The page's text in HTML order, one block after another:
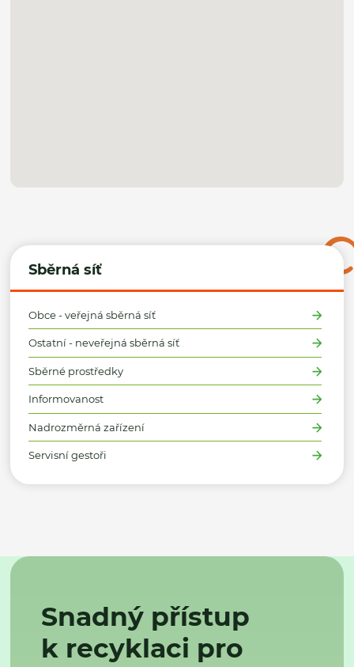
Sběrná síť
Obce - veřejná sběrná síť
Ostatní - neveřejná sběrná síť
Sběrné prostředky
Informovanost
Nadrozměrná zařízení
Servisní gestoři
Snadný přístup
k recyklaci pro